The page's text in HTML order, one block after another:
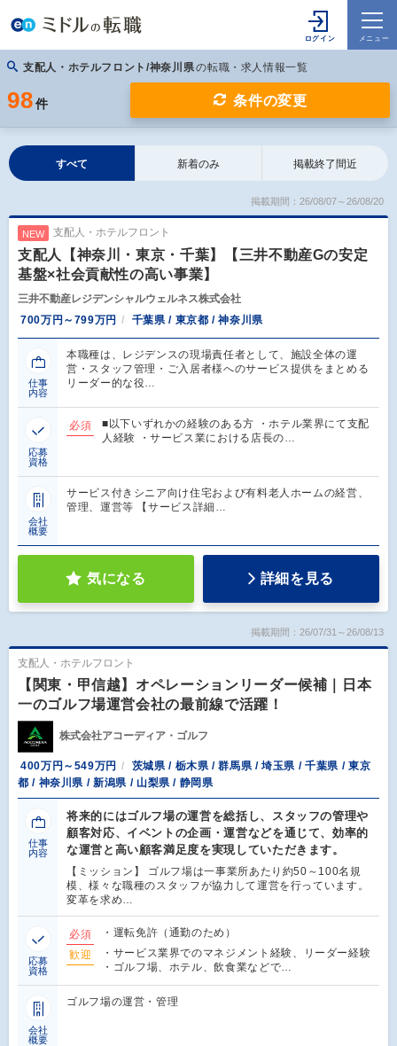
支配人・ホテルフロント/神奈川県の転職・求人情報一覧
98 件 条件の変更
すべて 新着のみ 掲載終了間近
掲載期間：26/08/07～26/08/20
NEW 支配人・ホテルフロント
支配人【神奈川・東京・千葉】【三井不動産Gの安定
基盤×社会貢献性の高い事業】
三井不動産レジデンシャルウェルネス株式会社
700万円～799万円
千葉県 / 東京都 / 神奈川県
仕事
内容
本職種は、レジデンスの現場責任者として、施設全体の運
営・スタッフ管理・ご入居者様へのサービス提供をまとめる
リーダー的な役…
応募
資格
必須
■以下いずれかの経験のある方 ・ホテル業界にて支配
人経験 ・サービス業における店長の…
会社
概要
サービス付きシニア向け住宅および有料老人ホームの経営、
管理、運営等 【サービス詳細…
気になる 詳細を見る
掲載期間：26/07/31～26/08/13
支配人・ホテルフロント
【関東・甲信越】オペレーションリーダー候補｜日本
一のゴルフ場運営会社の最前線で活躍！
株式会社アコーディア・ゴルフ
400万円～549万円
茨城県 / 栃木県 / 群馬県 / 埼玉県 / 千葉県 / 東京
都 / 神奈川県 / 新潟県 / 山梨県 / 静岡県
仕事
内容
将来的にはゴルフ場の運営を総括し、スタッフの管理や
顧客対応、イベントの企画・運営などを通じて、効率的
な運営と高い顧客満足度を実現していただきます。
【ミッション】 ゴルフ場は一事業所あたり約50～100名規
模、様々な職種のスタッフが協力して運営を行っています。
変革を求め…
応募
資格
必須
・運転免許（通勤のため）
歓迎
・サービス業界でのマネジメント経験、リーダー経験
・ゴルフ場、ホテル、飲食業などで…
会社
概要
ゴルフ場の運営・管理